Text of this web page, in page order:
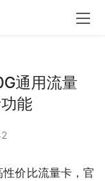
通用流量
能
价比流量卡，官